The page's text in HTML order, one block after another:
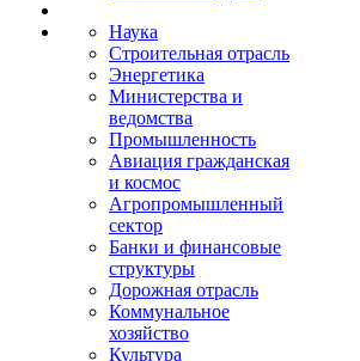
Наука
Строительная отрасль
Энергетика
Министерства и
ведомства
Промышленность
Авиация гражданская
и космос
Агропромышленный
сектор
Банки и финансовые
структуры
Дорожная отрасль
Коммунальное
хозяйство
Культура